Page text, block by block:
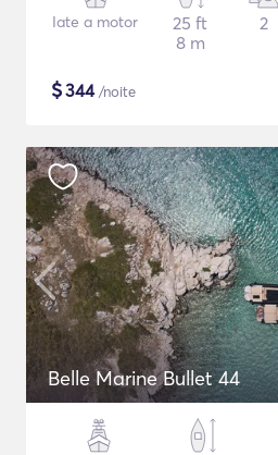
Iate a motor
25 ft
8 m
2
$344/noite
Belle Marine Bullet 44